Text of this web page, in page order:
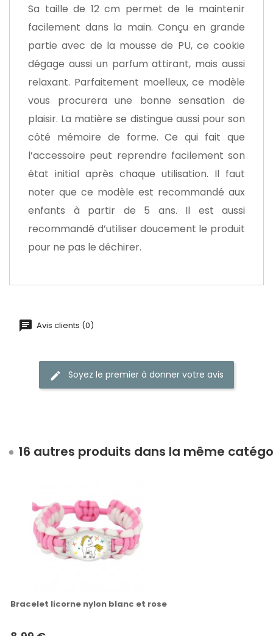
Sa taille de 12 cm permet de le maintenir
facilement dans la main. Conçu en grande
partie avec de la mousse de PU, ce cookie
dégage aussi un parfum attirant, mais aussi
relaxant. Parfaitement moelleux, ce modèle
vous procurera une bonne sensation de
plaisir. La matière se distingue aussi pour son
côté mémoire de forme. Ce qui fait que
l’accessoire peut reprendre facilement son
état initial après chaque utilisation. Il faut
noter que ce modèle est recommandé aux
enfants à partir de 5 ans. Il est aussi
recommandé d’utiliser doucement le produit
pour ne pas le déchirer.
Avis clients (0)
Soyez le premier à donner votre avis
16 autres produits dans la même
Bracelet licorne nylon blanc et rose